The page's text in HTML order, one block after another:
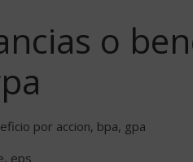
o
por accion, bpa, gpa
eps